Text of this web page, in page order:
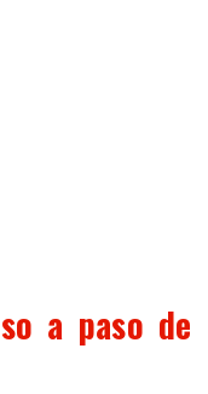
a paso de